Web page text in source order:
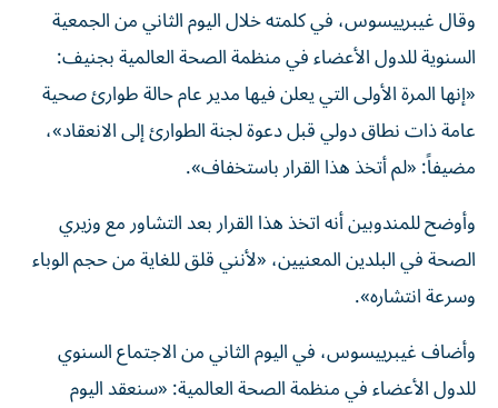
وقال غيبرييسوس، في كلمته خلال اليوم الثاني من الجمعية
السنوية للدول الأعضاء في منظمة الصحة العالمية بجنيف:
«إنها المرة الأولى التي يعلن فيها مدير عام حالة طوارئ صحية
عامة ذات نطاق دولي قبل دعوة لجنة الطوارئ إلى الانعقاد»،
مضيفاً: «لم أتخذ هذا القرار باستخفاف».
وأوضح للمندوبين أنه اتخذ هذا القرار بعد التشاور مع وزيري
الصحة في البلدين المعنيين، «لأنني قلق للغاية من حجم الوباء
وسرعة انتشاره».
وأضاف غيبرييسوس، في اليوم الثاني من الاجتماع السنوي
للدول الأعضاء في منظمة الصحة العالمية: «سنعقد اليوم